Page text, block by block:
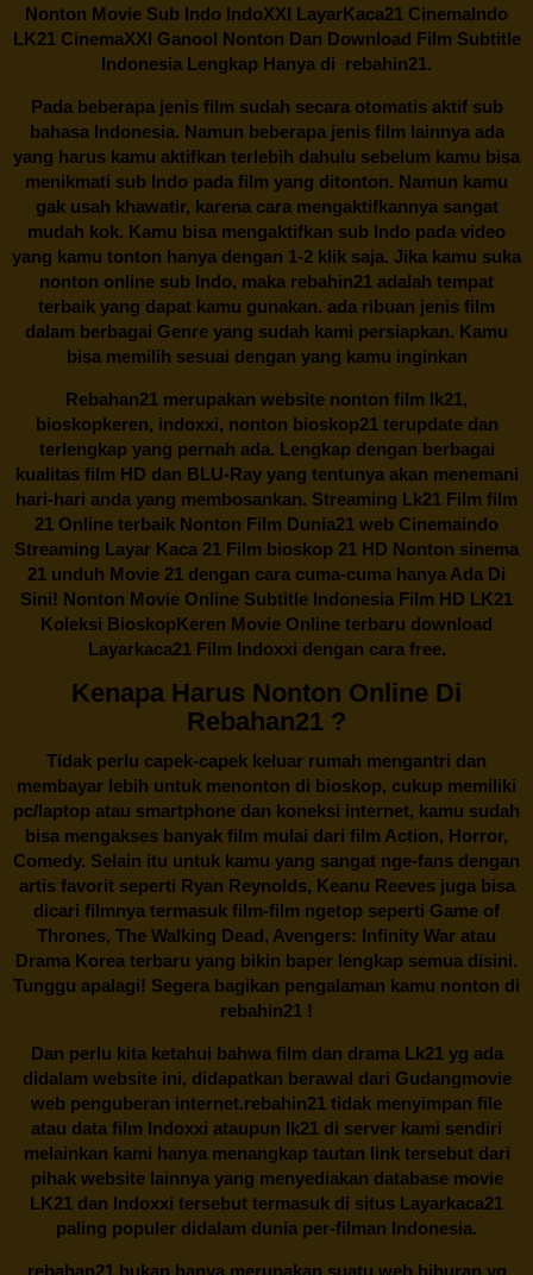
Nonton Movie Sub Indo IndoXXI LayarKaca21 CinemaIndo
LK21 CinemaXXI Ganool Nonton Dan Download Film Subtitle
Indonesia Lengkap Hanya di rebahin21.
Pada beberapa jenis film sudah secara otomatis aktif sub
bahasa Indonesia. Namun beberapa jenis film lainnya ada
yang harus kamu aktifkan terlebih dahulu sebelum kamu bisa
menikmati sub Indo pada film yang ditonton. Namun kamu
gak usah khawatir, karena cara mengaktifkannya sangat
mudah kok. Kamu bisa mengaktifkan sub Indo pada video
yang kamu tonton hanya dengan 1-2 klik saja. Jika kamu suka
nonton online sub Indo, maka rebahin21 adalah tempat
terbaik yang dapat kamu gunakan. ada ribuan jenis film
dalam berbagai Genre yang sudah kami persiapkan. Kamu
bisa memilih sesuai dengan yang kamu inginkan
Rebahan21 merupakan website nonton film lk21,
bioskopkeren, indoxxi, nonton bioskop21 terupdate dan
terlengkap yang pernah ada. Lengkap dengan berbagai
kualitas film HD dan BLU-Ray yang tentunya akan menemani
hari-hari anda yang membosankan. Streaming Lk21 Film film
21 Online terbaik Nonton Film Dunia21 web Cinemaindo
Streaming Layar Kaca 21 Film bioskop 21 HD Nonton sinema
21 unduh Movie 21 dengan cara cuma-cuma hanya Ada Di
Sini! Nonton Movie Online Subtitle Indonesia Film HD LK21
Koleksi BioskopKeren Movie Online terbaru download
Layarkaca21 Film Indoxxi dengan cara free.
Kenapa Harus Nonton Online Di
Rebahan21 ?
Tidak perlu capek-capek keluar rumah mengantri dan
membayar lebih untuk menonton di bioskop, cukup memiliki
pc/laptop atau smartphone dan koneksi internet, kamu sudah
bisa mengakses banyak film mulai dari film Action, Horror,
Comedy. Selain itu untuk kamu yang sangat nge-fans dengan
artis favorit seperti Ryan Reynolds, Keanu Reeves juga bisa
dicari filmnya termasuk film-film ngetop seperti Game of
Thrones, The Walking Dead, Avengers: Infinity War atau
Drama Korea terbaru yang bikin baper lengkap semua disini.
Tunggu apalagi! Segera bagikan pengalaman kamu nonton di
rebahin21 !
Dan perlu kita ketahui bahwa film dan dramaLk21yg ada
didalam website ini, didapatkan berawal dari Gudangmovie
web penguberan internet.rebahin21 tidak menyimpan file
atau data film Indoxxi ataupun lk21 di server kami sendiri
melainkan kami hanya menangkap tautan link tersebut dari
pihak website lainnya yang menyediakan database movie
LK21 dan Indoxxi tersebut termasuk di situs Layarkaca21
paling populer didalam dunia per-filman Indonesia.
rebahan21 bukan hanya merupakan suatu web hiburan yg